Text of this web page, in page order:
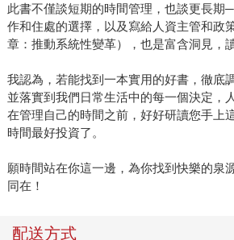
此書不僅談短期的時間管理，也談更長期
作和住處的選擇，以及寫給人資主管和政
章：推動系統性變革），也是富含洞見，
我認為，若能找到一本實用的好書，徹底
並落實到我們日常生活中的每一個決定，
在管理自己的時間之前，好好研讀您手上
時間最好投資了。
願時間站在你這一邊，為你找到快樂的泉
同在！
配送方式